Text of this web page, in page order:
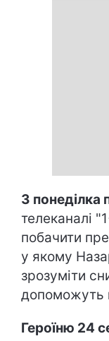
З понеділка
телеканалі
побачити
у якому
зрозуміти
допоможуть
Героїню 24